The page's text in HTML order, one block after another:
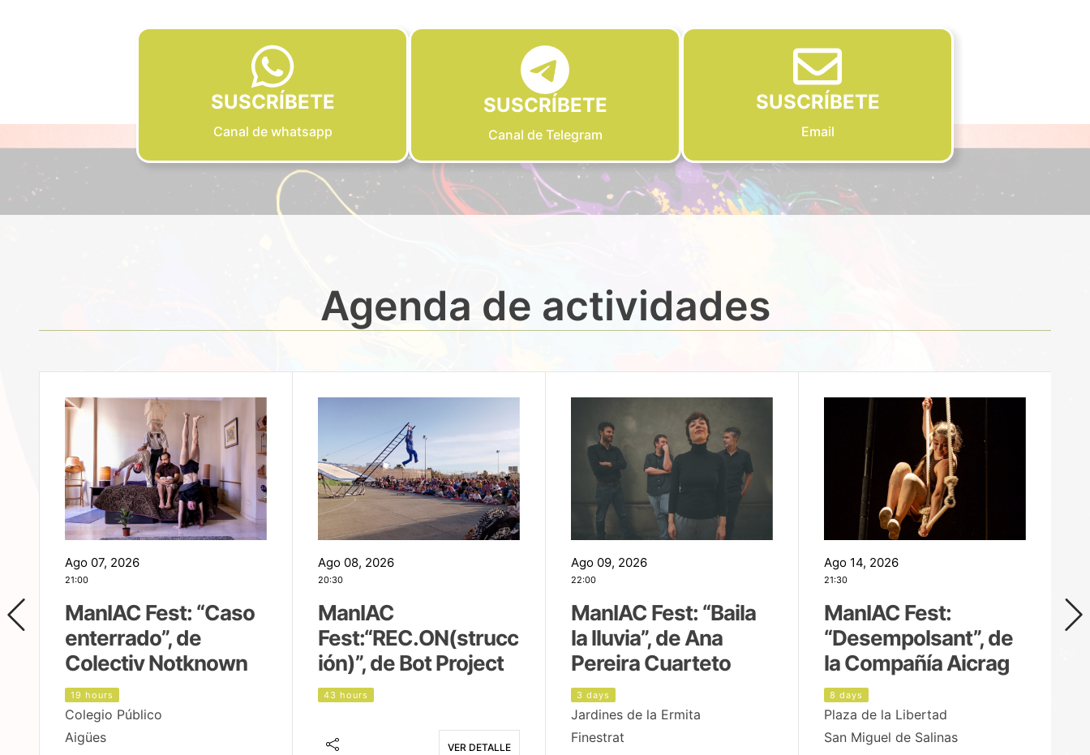
SUSCRÍBETE
Canal de whatsapp
SUSCRÍBETE
Canal de Telegram
SUSCRÍBETE
Email
Agenda de actividades
Ago 07, 2026
21:00
ManIAC Fest: “Caso
enterrado”, de
Colectiv Notknown
19 hours
Colegio Público
Aigües
Ago 08, 2026
20:30
ManIAC
Fest:“REC.ON(strucc
ión)”, de Bot Project
43 hours
VER DETALLE
Ago 09, 2026
22:00
ManIAC Fest: “Baila
la lluvia”, de Ana
Pereira Cuarteto
3 days
Jardines de la Ermita
Finestrat
Ago 14, 2026
21:30
ManIAC Fest:
“Desempolsant”, de
la Compañía Aicrag
8 days
Plaza de la Libertad
San Miguel de Salinas